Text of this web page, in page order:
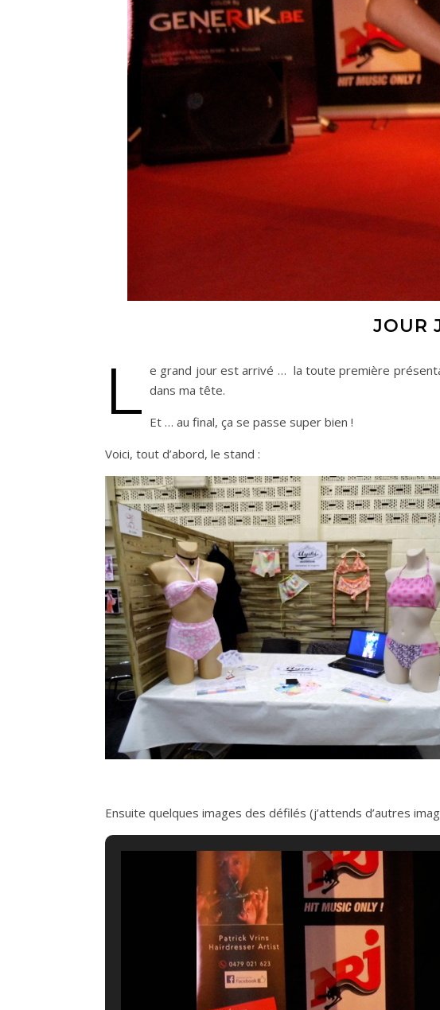
JOUR
L e grand jour est arrivé … la toute première
dans ma tête.
Et … au final, ça se passe super bien !
Voici, tout d’abord, le stand :
Ensuite quelques images des défilés (j’attends d’autres